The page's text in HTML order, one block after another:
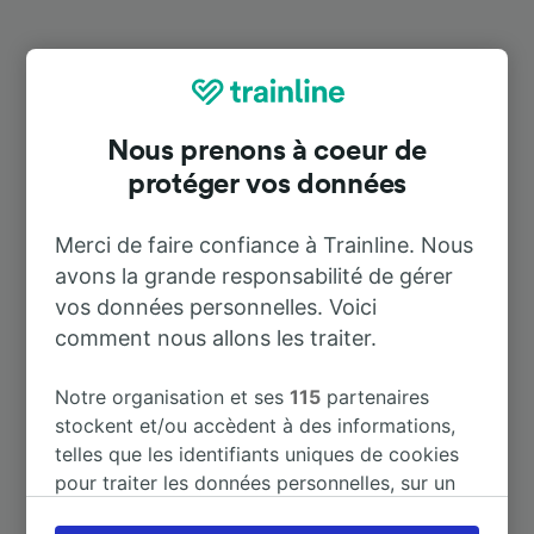
Spornitz
À Hamburg Hbf 1 h 30 m
À Schwerin Hbf
À Berlin 1 h 32 m
À Lübeck Hbf 2 h 12 m
Nous prenons à coeur de
protéger vos données
Merci de faire confiance à Trainline. Nous
avons la grande responsabilité de gérer
vos données personnelles. Voici
comment nous allons les traiter.
Notre organisation et ses115 partenaires
stockent et/ou accèdent à des informations,
telles que les identifiants uniques de cookies
pour traiter les données personnelles, sur un